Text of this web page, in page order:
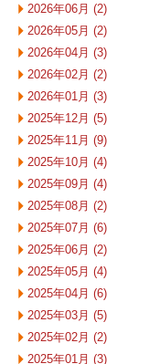
2026年06月 (2)
2026年05月 (2)
2026年04月 (3)
2026年02月 (2)
2026年01月 (3)
2025年12月 (5)
2025年11月 (9)
2025年10月 (4)
2025年09月 (4)
2025年08月 (2)
2025年07月 (6)
2025年06月 (2)
2025年05月 (4)
2025年04月 (6)
2025年03月 (5)
2025年02月 (2)
2025年01月 (3)